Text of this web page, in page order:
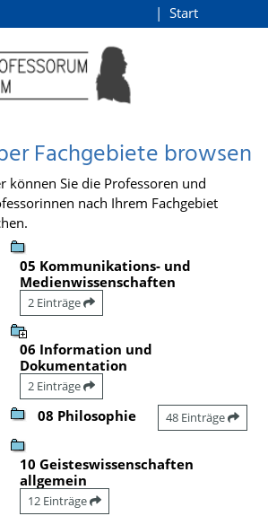
Start
Fachgebiete browsen
können Sie die Professoren und
nach Ihrem Fachgebiet
05 Kommunikations- und
Medienwissenschaften
2 Einträge
06 Information und
Dokumentation
2 Einträge
08 Philosophie 48 Einträge
10 Geisteswissenschaften
allgemein
12 Einträge